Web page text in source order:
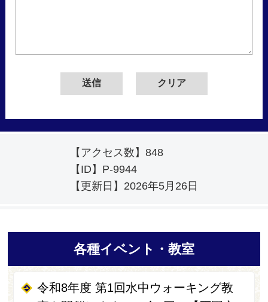
【アクセス数】 848
【ID】 P-9944
【更新日】 2026年5月26日
各種イベント・教室
令和8年度 第1回水中ウォーキング教